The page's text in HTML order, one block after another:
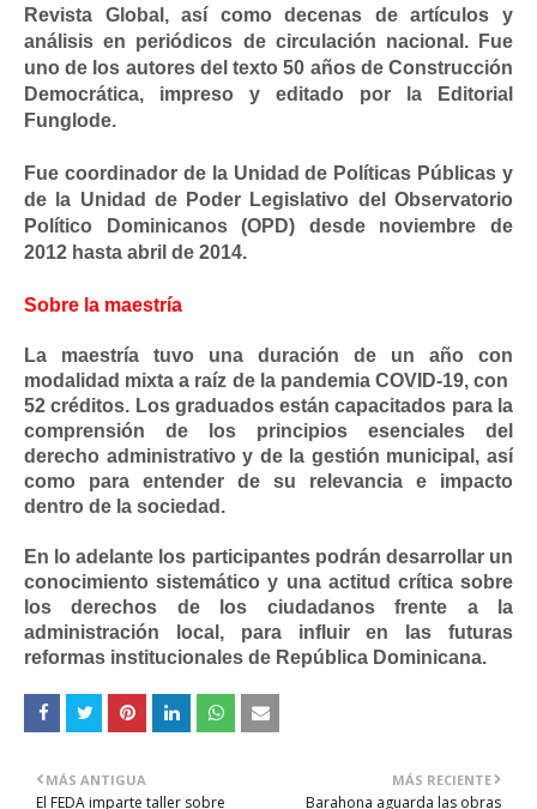
Revista Global, así como decenas de artículos y
análisis en periódicos de circulación nacional. Fue
uno de los autores del texto 50 años de Construcción
Democrática, impreso y editado por la Editorial
Funglode.
Fue coordinador de la Unidad de Políticas Públicas y
de la Unidad de Poder Legislativo del Observatorio
Político Dominicanos (OPD) desde noviembre de
2012 hasta abril de 2014.
Sobre la maestría
La maestría tuvo una duración de un año con
modalidad mixta a raíz de la pandemia COVID-19, con
52 créditos. Los graduados están capacitados para la
comprensión de los principios esenciales del
derecho administrativo y de la gestión municipal, así
como para entender de su relevancia e impacto
dentro de la sociedad.
En lo adelante los participantes podrán desarrollar un
conocimiento sistemático y una actitud crítica sobre
los derechos de los ciudadanos frente a la
administración local, para influir en las futuras
reformas institucionales de República Dominicana.
MÁS RECIENTE
Barahona aguarda las obras
MÁS ANTIGUA
El FEDA imparte taller sobre